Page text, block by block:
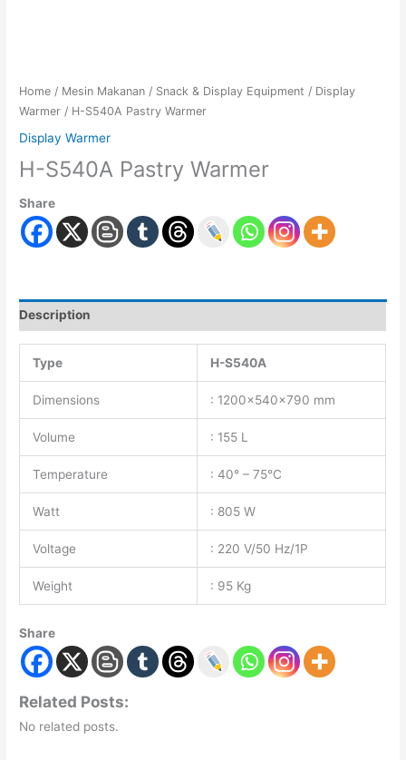
Home / Mesin Makanan / Snack & Display Equipment / Display
Warmer / H-S540A Pastry Warmer
Display Warmer
H-S540A Pastry Warmer
Share
Description
Type H-S540A
Dimensions : 1200x540x790 mm
Volume : 155 L
Temperature : 40° – 75°C
Watt : 805 W
Voltage : 220 V/50 Hz/1P
Weight : 95 Kg
Share
Related Posts:
No related posts.